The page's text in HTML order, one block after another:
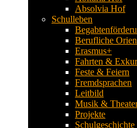
Absolvia Hof
Schulleben
Berufliche
Erasmus+
Fahrten &
Feste & Feiern
Fremdsprachen
Leitbild
Musik &
Projekte
Schulgeschichte